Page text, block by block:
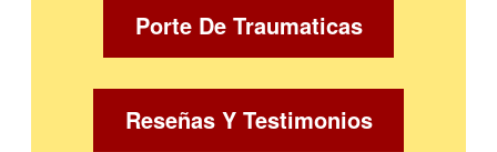
Porte De Traumaticas
Reseñas Y Testimonios